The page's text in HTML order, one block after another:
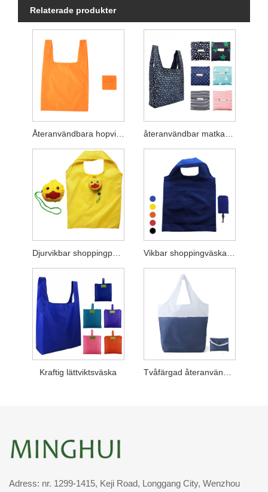
Relaterade produkter
Återanvändbara hopvikbara matkassar i polyester
Djurvikbar shoppingpåse
Kraftig lättviktsväska
Adress: nr. 1299-1415, Keji Road, Longgang City, Wenzhou